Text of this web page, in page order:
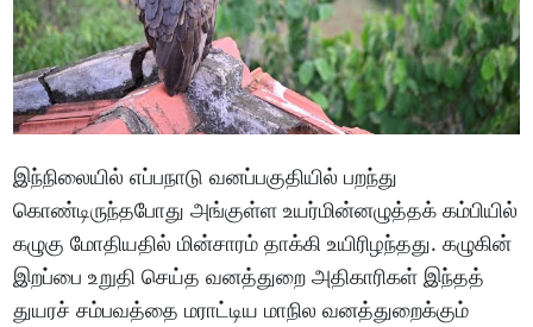
இந்நிலையில் எப்பநாடு வனப்பகுதியில் பறந்து
கொண்டிருந்தபோது அங்குள்ள உயர்மின்னழுத்தக் கம்பியில்
கழுகு மோதியதில் மின்சாரம் தாக்கி உயிரிழந்தது. கழுகின்
இறப்பை உறுதி செய்த வனத்துறை அதிகாரிகள் இந்தத்
துயரச் சம்பவத்தை மராட்டிய மாநில வனத்துறைக்கும்